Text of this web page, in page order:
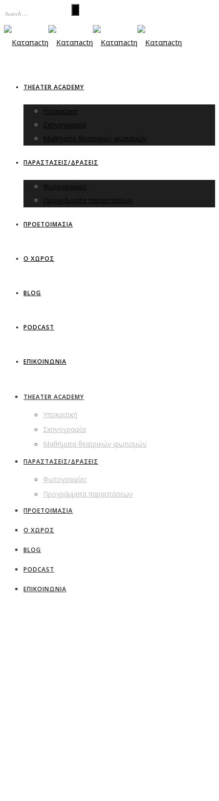
THEATER ACADEMY
Υποκριτική
Σκηνογραφία
Μαθήματα θεατρικών φωτισμών
ΠΑΡΑΣΤΑΣΕΙΣ/ΔΡΑΣΕΙΣ
Φωτογραφίες
Προγράμματα παραστάσεων
ΠΡΟΕΤΟΙΜΑΣΙΑ
Ο ΧΩΡΟΣ
BLOG
PODCAST
ΕΠΙΚΟΙΝΩΝΙΑ
THEATER ACADEMY
Υποκριτική
Σκηνογραφία
Μαθήματα θεατρικών φωτισμών
ΠΑΡΑΣΤΑΣΕΙΣ/ΔΡΑΣΕΙΣ
Φωτογραφίες
Προγράμματα παραστάσεων
ΠΡΟΕΤΟΙΜΑΣΙΑ
Ο ΧΩΡΟΣ
BLOG
PODCAST
ΕΠΙΚΟΙΝΩΝΙΑ